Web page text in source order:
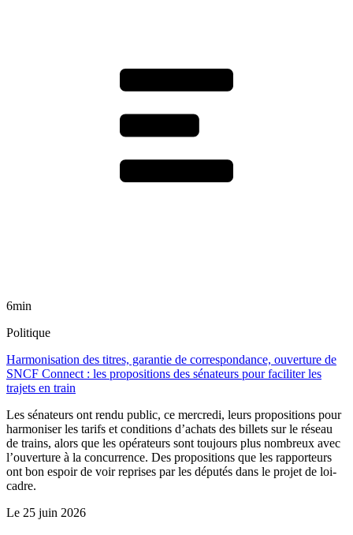
6min
Politique
Harmonisation des titres, garantie de correspondance, ouverture de
SNCF Connect : les propositions des sénateurs pour faciliter les
trajets en train
Les sénateurs ont rendu public, ce mercredi, leurs propositions pour
harmoniser les tarifs et conditions d’achats des billets sur le réseau
de trains, alors que les opérateurs sont toujours plus nombreux avec
l’ouverture à la concurrence. Des propositions que les rapporteurs
ont bon espoir de voir reprises par les députés dans le projet de loi-
cadre.
Le 25 juin 2026